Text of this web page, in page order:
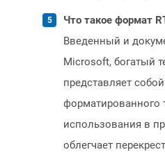
Что такое формат
Введенный и
Microsoft, богатый
представляет
форматированного
использования в
облегчает